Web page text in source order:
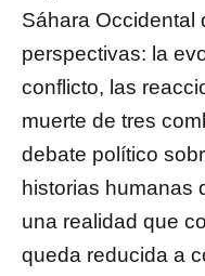
Sáhara Occidental
perspectivas: la
conflicto, las
muerte de tres
debate político
historias humanas
una realidad que
queda reducida a